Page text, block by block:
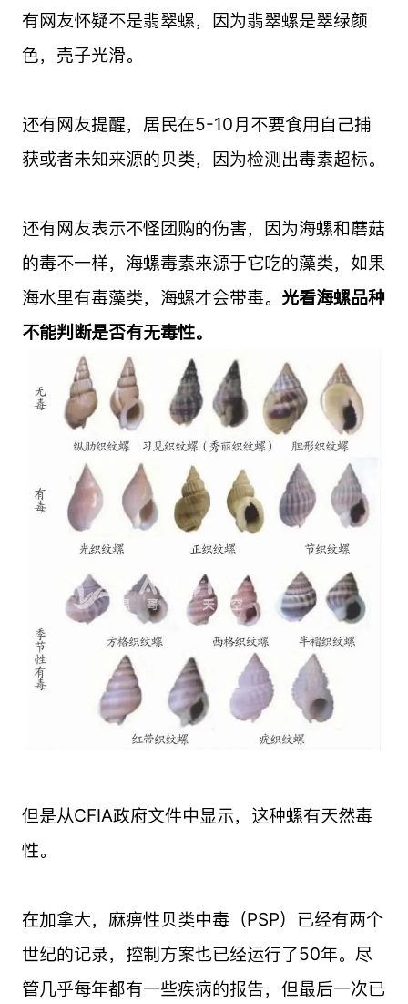
有网友怀疑不是翡翠螺，因为翡翠螺是翠绿颜
色，壳子光滑。
还有网友提醒，居民在5-10月不要食用自己捕
获或者未知来源的贝类，因为检测出毒素超标。
还有网友表示不怪团购的伤害，因为海螺和蘑菇
的毒不一样，海螺毒素来源于它吃的藻类，如果
海水里有毒藻类，海螺才会带毒。 光看海螺品种
不能判断是否有无毒性。
但是从CFIA政府文件中显示，这种螺有天然毒
性。
在加拿大，麻痹性贝类中毒（PSP）已经有两个
世纪的记录，控制方案也已经运行了50年。尽
管几乎每年都有一些疾病的报告，但最后一次已